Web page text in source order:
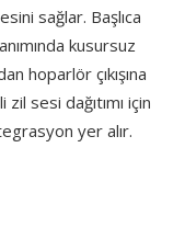
sağlar. Başlıca
kusursuz
hoparlör çıkışına
sesi dağıtımı için
yer alır.